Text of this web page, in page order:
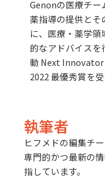
Genonの医療チー
薬指導の提供とそ
に、医療・薬学
的なアドバイスを
動 Next
2022 最優秀賞を受
執筆者
ヒフメドの編集チ
専門的かつ最新の
指しています。